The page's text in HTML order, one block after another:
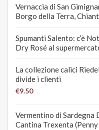
Vernaccia di San
Borgo della Terra,
Spumanti Salento: c’è
Dry Rosé al
La collezione calici
divide i clienti
€9.50
Vermentino di Sardegna
Cantina Trexenta